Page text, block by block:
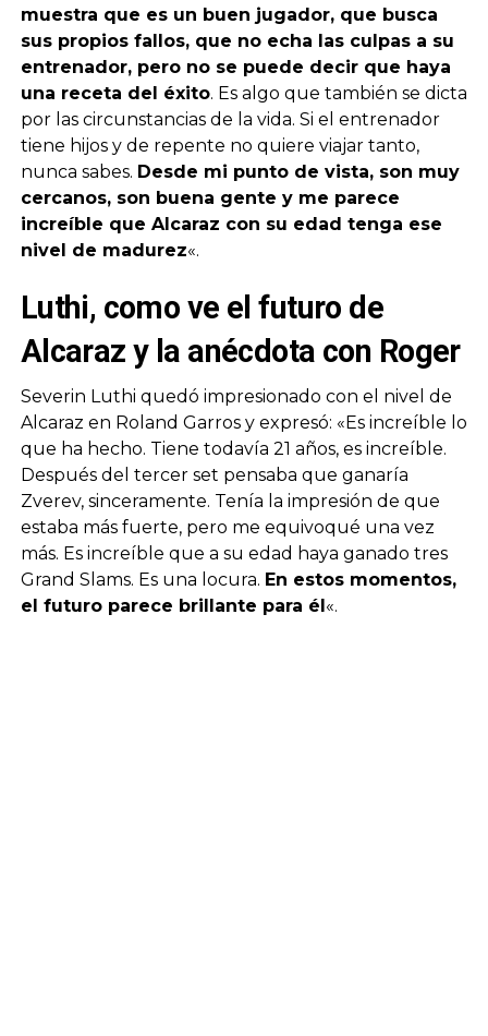
muestra que es un buen jugador, que busca
sus propios fallos, que no echa las culpas a su
entrenador, pero no se puede decir que haya
una receta del éxito. Es algo que también se dicta
por las circunstancias de la vida. Si el entrenador
tiene hijos y de repente no quiere viajar tanto,
nunca sabes. Desde mi punto de vista, son muy
cercanos, son buena gente y me parece
increíble que Alcaraz con su edad tenga ese
nivel de madurez«.
Luthi, como ve el futuro de
Alcaraz y la anécdota con Roger
Severin Luthi quedó impresionado con el nivel de
Alcaraz en Roland Garros y expresó: «Es increíble lo
que ha hecho. Tiene todavía 21 años, es increíble.
Después del tercer set pensaba que ganaría
Zverev, sinceramente. Tenía la impresión de que
estaba más fuerte, pero me equivoqué una vez
más. Es increíble que a su edad haya ganado tres
Grand Slams. Es una locura. En estos momentos,
el futuro parece brillante para él«.